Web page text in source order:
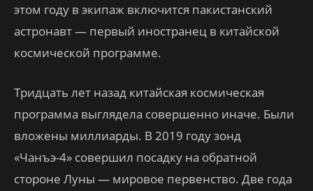
этом году в экипаж включится пакистанский
астронавт — первый иностранец в китайской
космической программе.
Тридцать лет назад китайская космическая
программа выглядела совершенно иначе. Были
вложены миллиарды. В 2019 году зонд
«Чанъэ-4» совершил посадку на обратной
стороне Луны — мировое первенство. Две года